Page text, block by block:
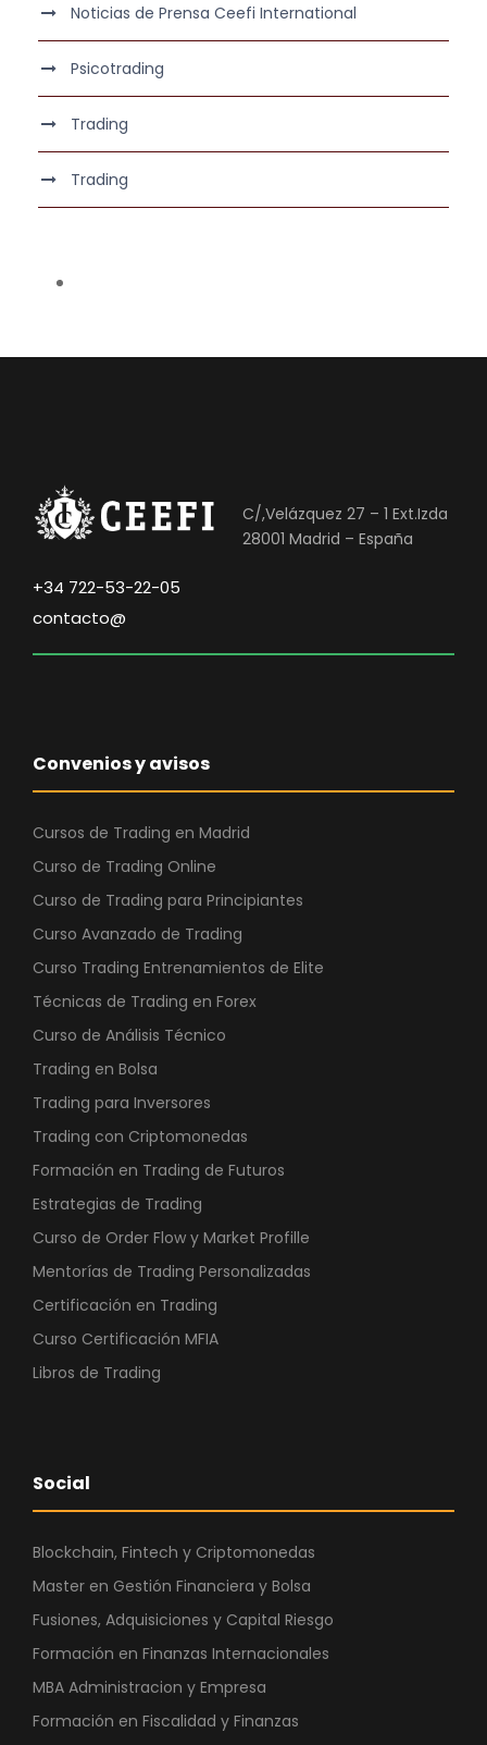
Noticias de Prensa Ceefi International
Psicotrading
Trading
Trading
C/,Velázquez 27 – 1 Ext.Izda
28001 Madrid – España
+34 722-53-22-05
contacto@
Convenios y avisos
Cursos de Trading en Madrid
Curso de Trading Online
Curso de Trading para Principiantes
Curso Avanzado de Trading
Curso Trading Entrenamientos de Elite
Técnicas de Trading en Forex
Curso de Análisis Técnico
Trading en Bolsa
Trading para Inversores
Trading con Criptomonedas
Formación en Trading de Futuros
Estrategias de Trading
Curso de Order Flow y Market Profille
Mentorías de Trading Personalizadas
Certificación en Trading
Curso Certificación MFIA
Libros de Trading
Social
Blockchain, Fintech y Criptomonedas
Master en Gestión Financiera y Bolsa
Fusiones, Adquisiciones y Capital Riesgo
Formación en Finanzas Internacionales
MBA Administracion y Empresa
Formación en Fiscalidad y Finanzas